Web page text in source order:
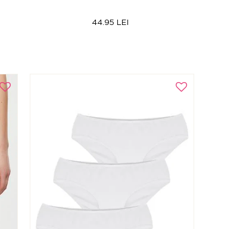
44.95 LEI